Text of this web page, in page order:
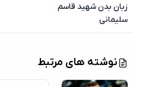
زبان بدن شهید قاسم
سلیمانی
نوشته های مرتبط